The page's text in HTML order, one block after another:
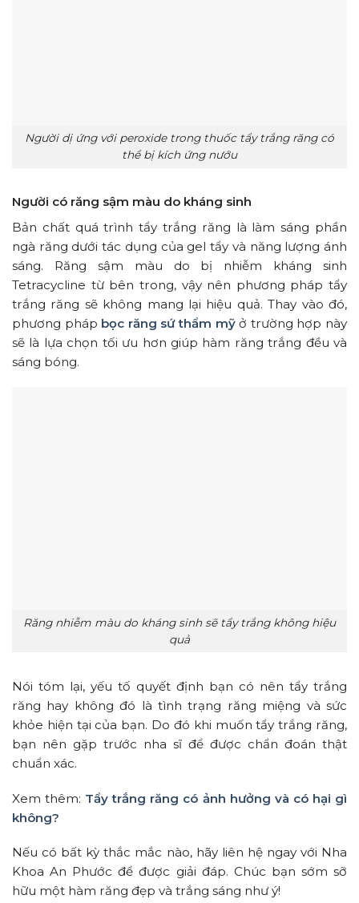
Người dị ứng với peroxide trong thuốc tẩy trắng răng có
thể bị kích ứng nướu
Người có răng sậm màu do kháng sinh
Bản chất quá trình tẩy trắng răng là làm sáng phần
ngà răng dưới tác dụng của gel tẩy và năng lượng ánh
sáng. Răng sậm màu do bị nhiễm kháng sinh
Tetracycline từ bên trong, vậy nên phương pháp tẩy
trắng răng sẽ không mang lại hiệu quả. Thay vào đó,
phương pháp bọc răng sứ thẩm mỹ ở trường hợp này
sẽ là lựa chọn tối ưu hơn giúp hàm răng trắng đều và
sáng bóng.
Răng nhiễm màu do kháng sinh sẽ tẩy trắng không hiệu
quả
Nói tóm lại, yếu tố quyết định bạn có nên tẩy trắng
răng hay không đó là tình trạng răng miệng và sức
khỏe hiện tại của bạn. Do đó khi muốn tẩy trắng răng,
bạn nên gặp trước nha sĩ để được chẩn đoán thật
chuẩn xác.
Xem thêm: Tẩy trắng răng có ảnh hưởng và có hại gì
không?
Nếu có bất kỳ thắc mắc nào, hãy liên hệ ngay với Nha
Khoa An Phước để được giải đáp. Chúc bạn sớm sỡ
hữu một hàm răng đẹp và trắng sáng như ý!